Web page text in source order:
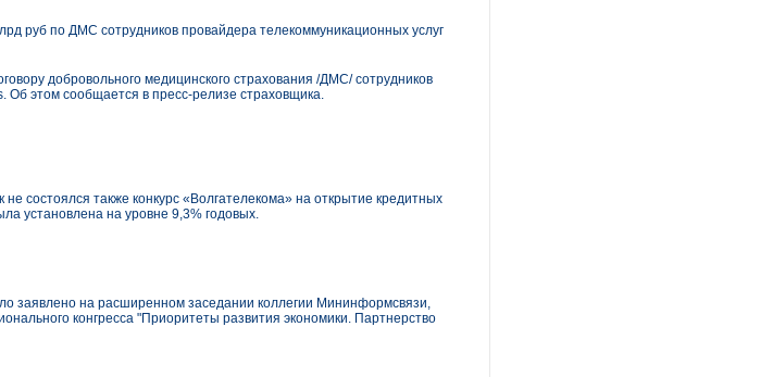
руб по ДМС сотрудников провайдера телекоммуникационных услуг
добровольного медицинского страхования /ДМС/ сотрудников
Об этом сообщается в пресс-релизе страховщика.
состоялся также конкурс «Волгателекома» на открытие кредитных
установлена на уровне 9,3% годовых.
заявлено на расширенном заседании коллегии Мининформсвязи,
конгресса "Приоритеты развития экономики. Партнерство